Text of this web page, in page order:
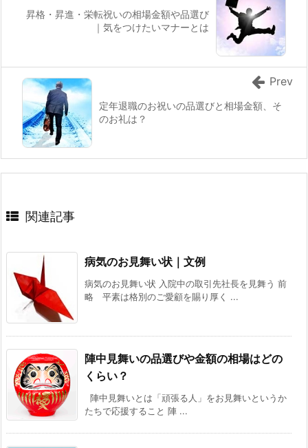
昇格・昇進・栄転祝いの相場金額や品選び
｜気をつけたいマナーとは
定年退職のお祝いの品選びと相場金額、そ
のお礼は？
Prev
関連記事
病気のお見舞い状｜文例
病気のお見舞い状 入院中の取引先社長を見舞う 前
略 平素は格別のご愛顧を賜り厚く ...
陣中見舞いの品選びや金額の相場はどの
くらい？
陣中見舞いとは「頑張る人」をお見舞いというか
たちで応援すること 陣 ...